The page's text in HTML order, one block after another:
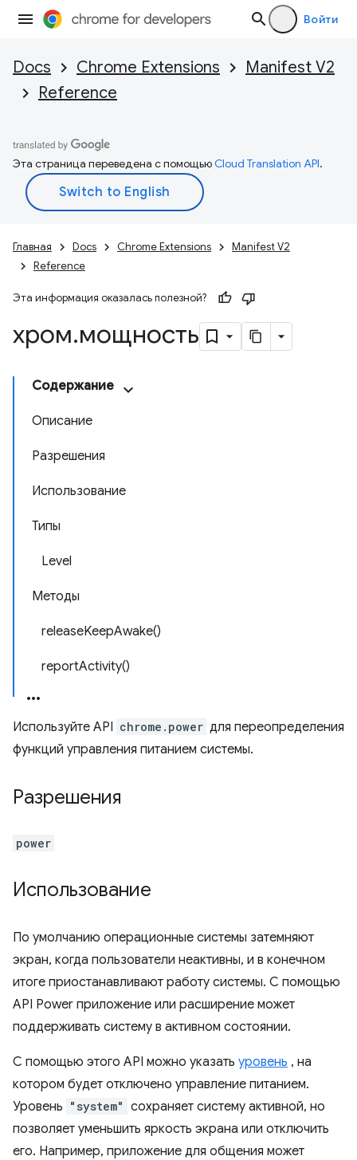
Войти
Docs Chrome Extensions
Manifest V2
Reference
Эта страница переведена с помощьюCloud Translation API.
Главная Docs Chrome Extensions
Manifest V2
Reference
Эта информация оказалась полезной?
хром.мощность
Содержание
Описание
Разрешения
Использование
Типы
Level
Методы
releaseKeepAwake()
reportActivity()
Используйте API chrome.power для переопределения
функций управления питанием системы.
Разрешения
power
Использование
По умолчанию операционные системы затемняют
экран, когда пользователи неактивны, и в конечном
итоге приостанавливают работу системы. С помощью
API Power приложение или расширение может
поддерживать систему в активном состоянии.
С помощью этого API можно указать уровень , на
котором будет отключено управление питанием.
Уровень "system" сохраняет систему активной, но
позволяет уменьшить яркость экрана или отключить
его. Например, приложение для общения может